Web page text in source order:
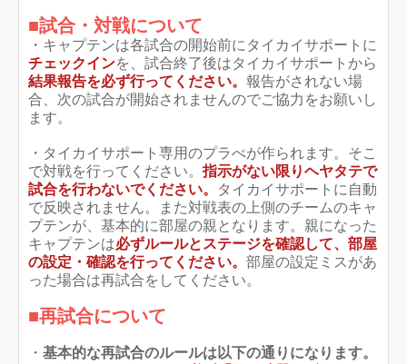
■試合・対戦について
・キャプテンは各試合の開始前にタイカイサポートに
チェックインを、試合終了後はタイカイサポートから
結果報告を必ず行ってください。 報告がされない場
合、次の試合が開始されませんのでご協力をお願いし
ます。
・タイカイサポート専用のプラべが作られます。そこ
で対戦を行ってください。 指示がない限りヘヤタテで
試合を行わないでください。 タイカイサポートに自動
で反映されません。また対戦表の上側のチームのキャ
プテンが、基本的に部屋の親となります。親になった
キャプテンは必ずルールとステージを確認して、部屋
の設定・確認を行ってください。 部屋の設定ミスがあ
った場合は再試合をしてください。
■再試合について
・ 基本的な再試合のルールは以下の通りになります。